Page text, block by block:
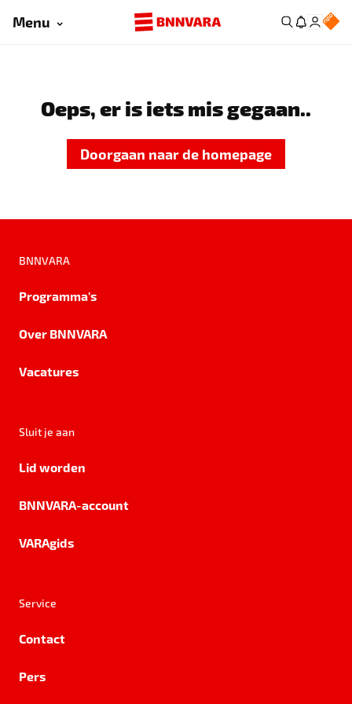
Menu
Oeps, er is iets mis gegaan..
Doorgaan naar de homepage
BNNVARA
Programma's
Over BNNVARA
Vacatures
Sluit je aan
Lid worden
BNNVARA-account
VARAgids
Service
Contact
Pers